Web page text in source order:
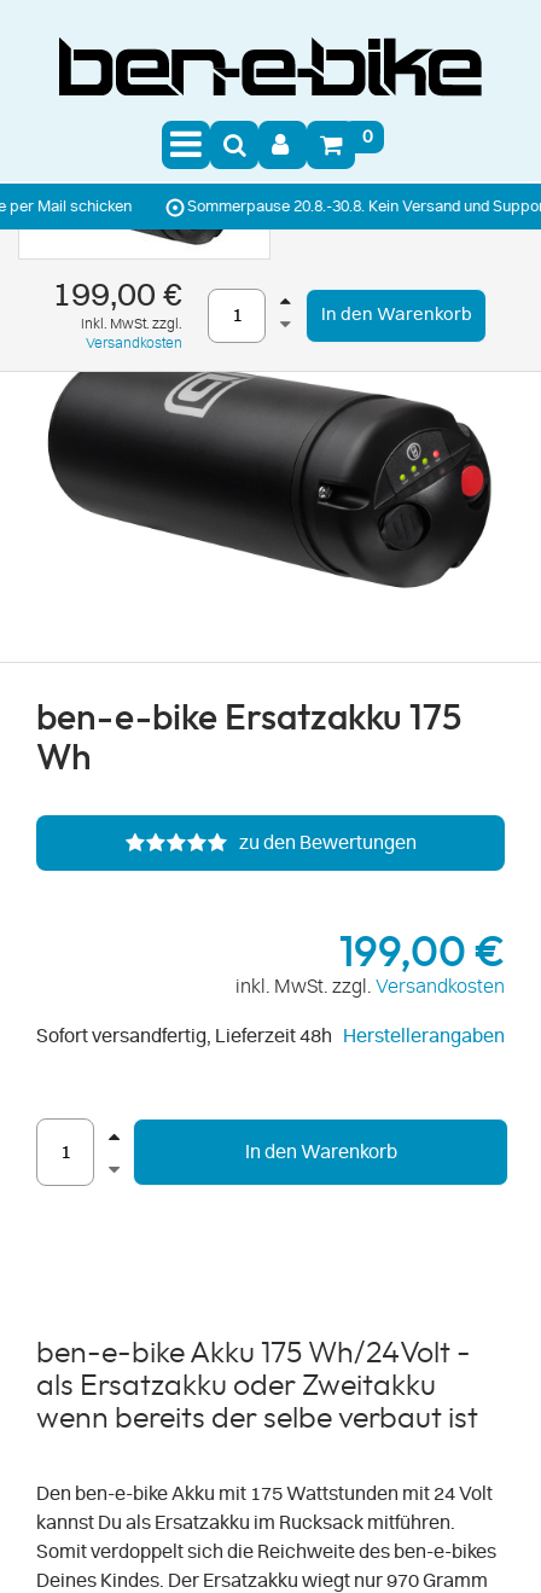
0
Mail schicken Sommerpause 20.8.-30.8. Kein Versand und Support
199,00 €
inkl. MwSt. zzgl.
Versandkosten
In den Warenkorb
ben-e-bike Ersatzakku 175
Wh
zu den Bewertungen
199,00 €
inkl. MwSt. zzgl. Versandkosten
Sofort versandfertig, Lieferzeit 48h Herstellerangaben
In den Warenkorb
ben-e-bike Akku 175 Wh/24Volt -
als Ersatzakku oder Zweitakku
wenn bereits der selbe verbaut ist
Den ben-e-bike Akku mit 175 Wattstunden mit 24 Volt
kannst Du als Ersatzakku im Rucksack mitführen.
Somit verdoppelt sich die Reichweite des ben-e-bikes
Deines Kindes. Der Ersatzakku wiegt nur 970 Gramm